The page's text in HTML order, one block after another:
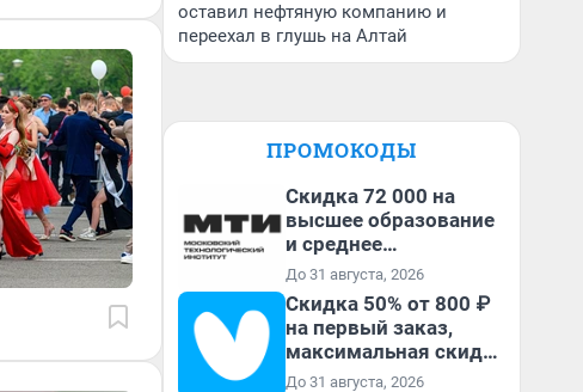
оставил нефтяную компанию и
переехал в глушь на Алтай
ПРОМОКОДЫ
Скидка 72 000 на
высшее образование
и среднее
специальное
образование в
первый год обучения
До 31 августа, 2026
Скидка 50% от 800 ₽
на первый заказ,
максимальная скидка
600 ₽
До 31 августа, 2026